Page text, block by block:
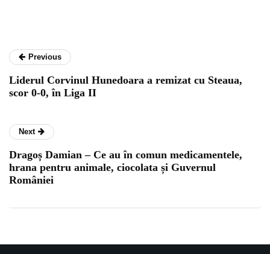
Previous
Liderul Corvinul Hunedoara a remizat cu Steaua,
scor 0-0, în Liga II
Next
Dragoș Damian – Ce au în comun medicamentele,
hrana pentru animale, ciocolata și Guvernul
României